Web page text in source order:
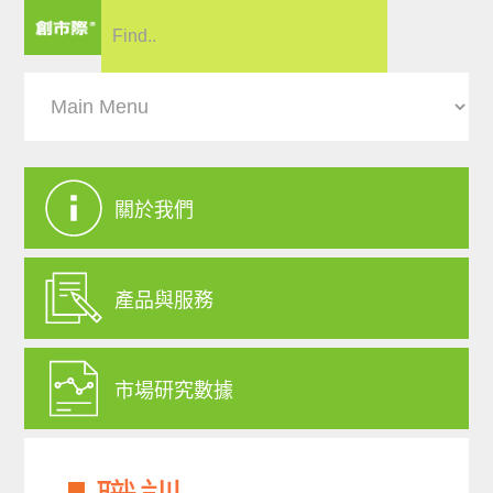
關於我們
產品與服務
市場研究數據